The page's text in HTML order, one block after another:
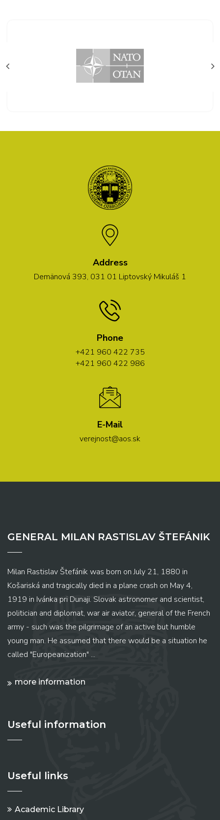
Address
Demänová 393, 031 01 Liptovský Mikuláš 1
Phone
+421 960 422 735
+421 960 422 986
E-Mail
verejnost@aos.sk
GENERAL MILAN RASTISLAV ŠTEFÁNIK
Milan Rastislav Štefánik was born on July 21, 1880 in
Košariská and tragically died in a plane crash on May 4,
1919 in Ivánka pri Dunaji. Slovak astronomer and scientist,
politician and diplomat, war air aviator, general of the French
army - such was the pilgrimage of an active but humble
young man. He assumed that there would be a situation he
called "Europeanization" ...
more information
Useful information
Useful links
Academic Library